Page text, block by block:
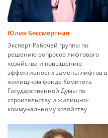
Юлия Бессмертная
Эксперт Рабочей группы по
решению вопросов лифтового
хозяйства и повышению
эффективности замены лифтов в
жилищном фонде Комитета
Государственной Думы по
строительству и жилищно-
коммунальному хозяйству